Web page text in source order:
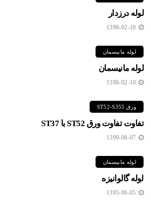
لوله درزدار
1398-02-10
لوله مانیسمان
لوله مانیسمان
1398-02-10
ورق ST52-S355
تفاوت تفاوت ورق ST52 با ST37
1399-08-07
لوله مانیسمان
لوله گالوانیزه
1395-06-05